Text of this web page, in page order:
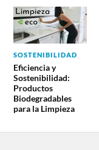
SOSTENIBILIDAD
Eficiencia y
Sostenibilidad:
Productos
Biodegradables
para la Limpieza